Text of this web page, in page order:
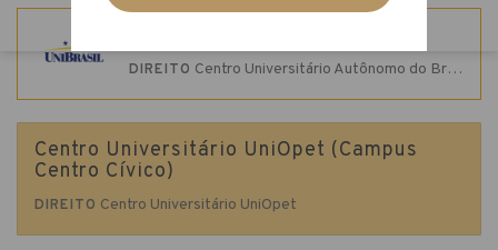
DIREITO Centro Universitário Autônomo do Brasil
Centro Universitário UniOpet (Campus
Centro Cívico)
DIREITO Centro Universitário UniOpet